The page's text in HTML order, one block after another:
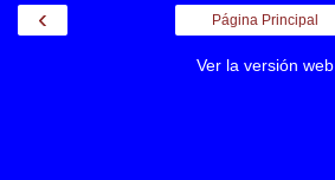
‹ Página Principal
Ver la versión web